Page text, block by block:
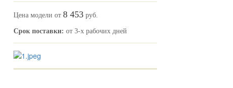
Цена модели от 8 453 руб.
Срок поставки: от 3-х рабочих дней